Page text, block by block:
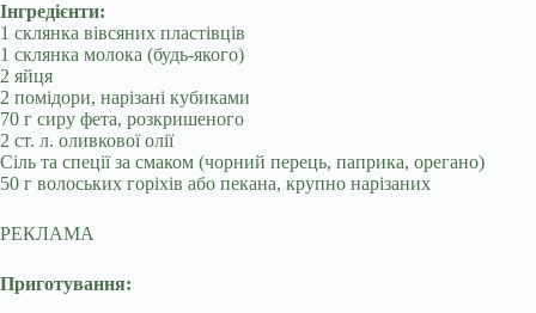
Інгредієнти:
1 склянка вівсяних пластівців
1 склянка молока (будь-якого)
2 яйця
2 помідори, нарізані кубиками
70 г сиру фета, розкришеного
2 ст. л. оливкової олії
Сіль та спеції за смаком (чорний перець, паприка, орегано)
50 г волоських горіхів або пекана, крупно нарізаних
РЕКЛАМА
Приготування: